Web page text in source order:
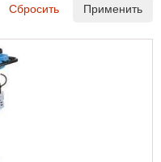
Сбросить Применить